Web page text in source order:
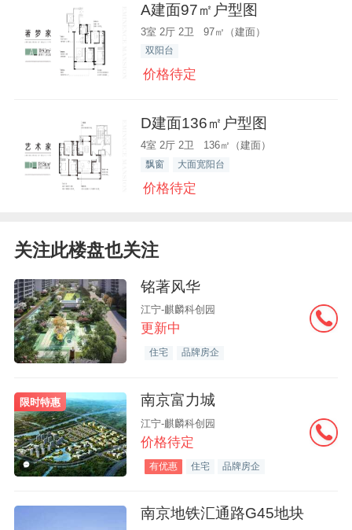
A建面97㎡户型图
3室 2厅 2卫 97㎡（建面）
双阳台
价格待定
D建面136㎡户型图
4室 2厅 2卫 136㎡（建面）
飘窗 大面宽阳台
价格待定
关注此楼盘也关注
铭著风华
江宁-麒麟科创园
更新中
住宅 品牌房企
限时特惠 南京富力城
江宁-麒麟科创园
价格待定
有优惠 住宅 品牌房企
南京地铁汇通路G45地块